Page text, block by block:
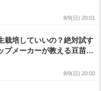
8/9(日) 20:01
栽培していいの？絶対試す
プメーカーが教える豆苗の
8/9(日) 20:00